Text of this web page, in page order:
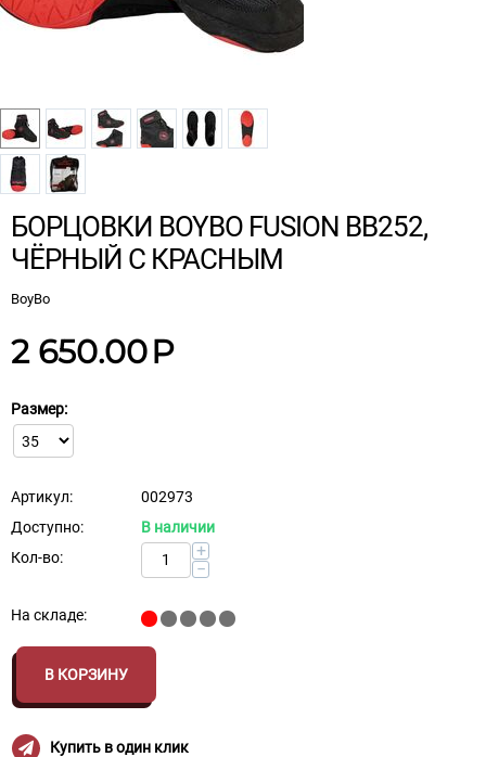
БОРЦОВКИ BOYBO FUSION BB252,
ЧЁРНЫЙ С КРАСНЫМ
BoyBo
2 650.00Р
Размер:
Артикул:
002973
Доступно:
В наличии
Кол-во:
+
−
На складе:
В КОРЗИНУ
Купить в один клик